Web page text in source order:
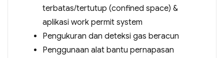
terbatas/tertutup (confined space) &
aplikasi work permit system
Pengukuran dan deteksi gas beracun
Penggunaan alat bantu pernapasan